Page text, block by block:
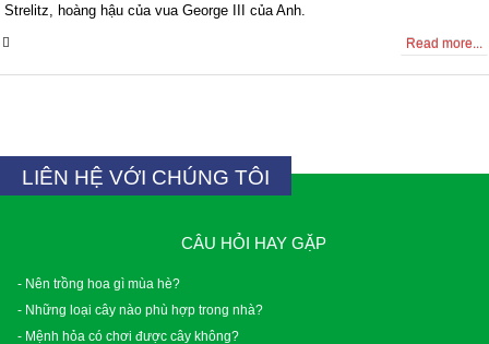
Strelitz, hoàng hậu của vua George III của Anh.
Read more...
LIÊN HỆ VỚI CHÚNG TÔI
CÂU HỎI HAY GẶP
- Nên trồng hoa gì mùa hè?
- Những loại cây nào phù hợp trong nhà?
- Mệnh hỏa có chơi được cây không?